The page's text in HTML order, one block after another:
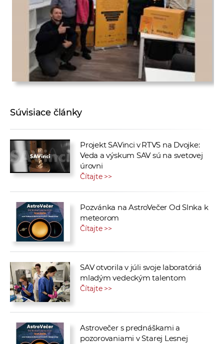
Súvisiace články
Projekt SAVinci v RTVS na Dvojke:
Veda a výskum SAV sú na svetovej
úrovni
Čítajte >>
Pozvánka na AstroVečer Od Slnka k
meteorom
Čítajte >>
SAV otvorila v júli svoje laboratóriá
mladým vedeckým talentom
Čítajte >>
Astrovečer s prednáškami a
pozorovaniami v Starej Lesnej